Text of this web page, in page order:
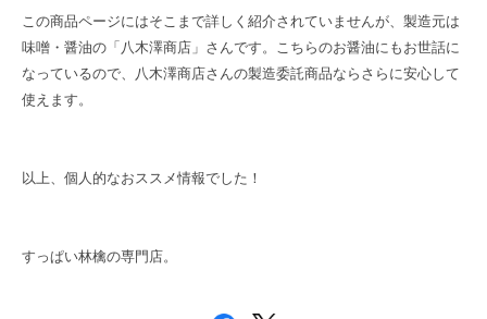
この商品ページにはそこまで詳しく紹介されていませんが、製造元は
味噌・醤油の「八木澤商店」さんです。こちらのお醤油にもお世話に
なっているので、八木澤商店さんの製造委託商品ならさらに安心して
使えます。
以上、個人的なおススメ情報でした！
すっぱい林檎の専門店。